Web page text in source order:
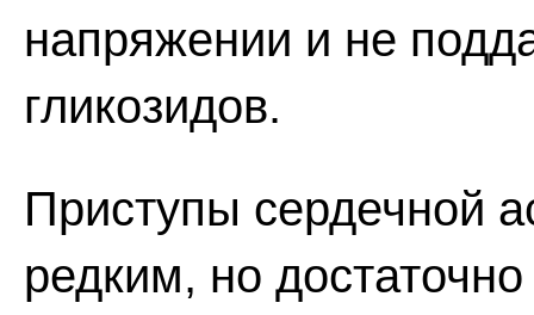
напряжении и не
гликозидов.
Приступы сердечной
редким, но